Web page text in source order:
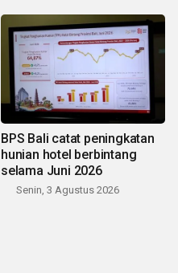
BPS Bali catat peningkatan
hunian hotel berbintang
selama Juni 2026
Senin, 3 Agustus 2026